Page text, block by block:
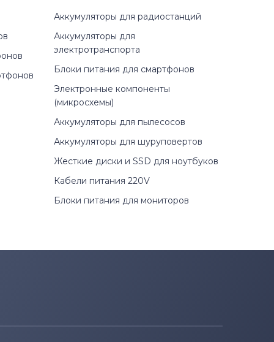
Аккумуляторы для радиостанций
Аккумуляторы для
электротранспорта
Блоки питания для смартфонов
Электронные компоненты
(микросхемы)
Аккумуляторы для пылесосов
Аккумуляторы для шуруповертов
Жесткие диски и SSD для ноутбуков
Кабели питания 220V
Блоки питания для мониторов